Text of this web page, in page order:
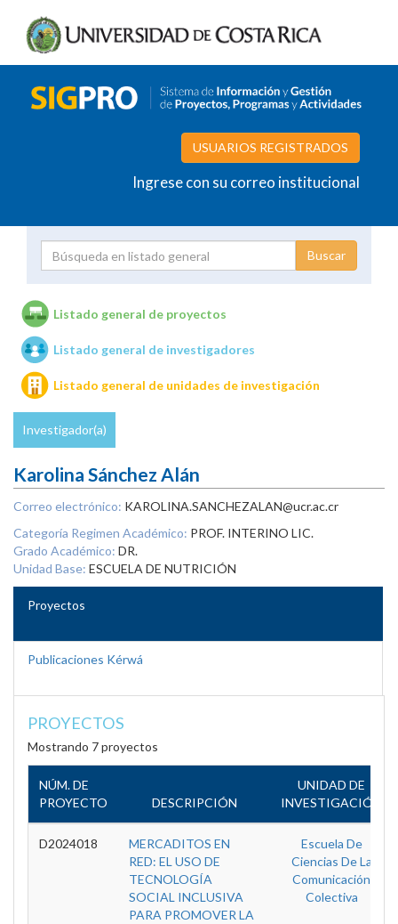
USUARIOS REGISTRADOS
Ingrese con su correo institucional
Unidades de investigación
Listado general de proyectos
Listado general de investigadores
Listado general de unidades de investigación
Investigador(a)
Karolina Sánchez Alán
Correo electrónico: KAROLINA.SANCHEZALAN@ucr.ac.cr
Categoría Regimen Académico: PROF. INTERINO LIC.
Grado Académico: DR.
Unidad Base: ESCUELA DE NUTRICIÓN
Proyectos
Publicaciones Kérwá
PROYECTOS
Mostrando 7 proyectos
NÚM. DE
PROYECTO
DESCRIPCIÓN
UNIDAD DE
INVESTIGACIÓN
D2024018
MERCADITOS EN
RED: EL USO DE
TECNOLOGÍA
SOCIAL INCLUSIVA
PARA PROMOVER LA
Escuela De
Ciencias De La
Comunicación
Colectiva